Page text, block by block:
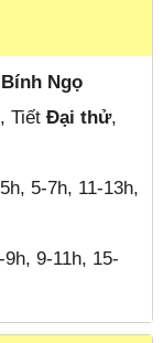
Bính Ngọ
, TiếtĐại thử,
5-7h, 11-13h,
9-11h, 15-